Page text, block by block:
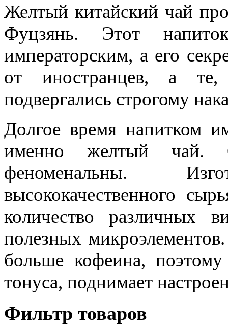
Желтый китайский чай
Фуцзянь. Этот
императорским, а его
от иностранцев, а
подвергались строгому
Долгое время напитком
именно желтый чай.
феноменальны.
высококачественного
количество различных
полезных
больше кофеина,
тонуса, поднимает
Фильтр товаров